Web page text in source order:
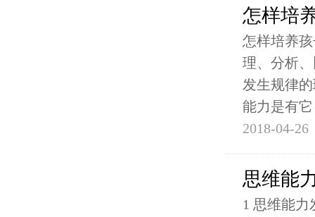
怎样培
怎样培养
理、分析
发生规律
能力是有它
2018-04-26
思维能
1 思维能